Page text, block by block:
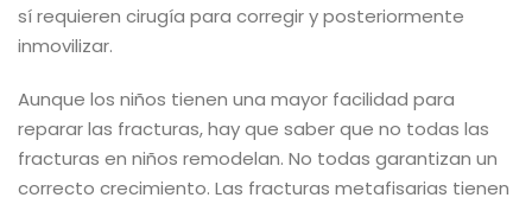
sí requieren cirugía para corregir y posteriormente
inmovilizar.
Aunque los niños tienen una mayor facilidad para
reparar las fracturas, hay que saber que no todas las
fracturas en niños remodelan. No todas garantizan un
correcto crecimiento. Las fracturas metafisarias tienen